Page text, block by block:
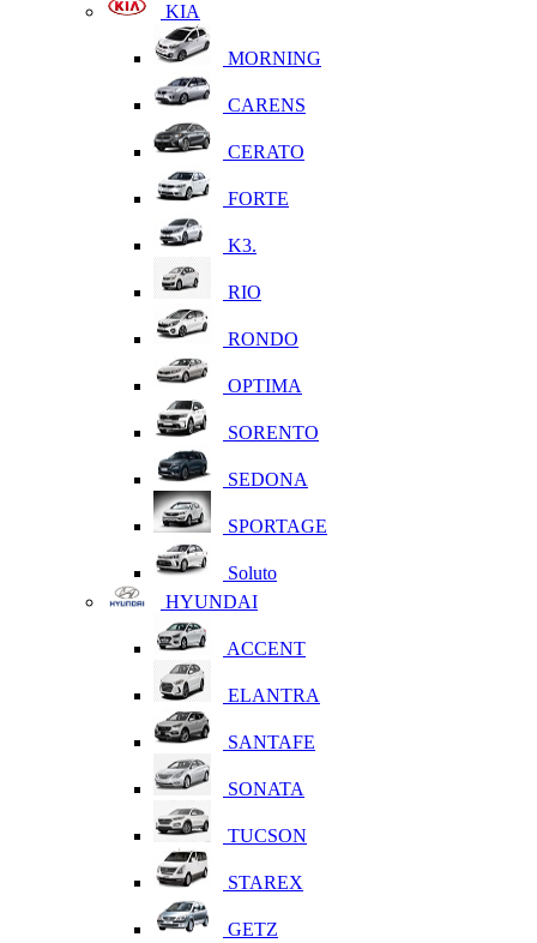
KIA
MORNING
CARENS
CERATO
FORTE
K3.
RIO
RONDO
OPTIMA
SORENTO
SEDONA
SPORTAGE
Soluto
HYUNDAI
ACCENT
ELANTRA
SANTAFE
SONATA
TUCSON
STAREX
GETZ